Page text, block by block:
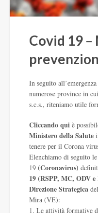
Covid 19 –
In seguito
numerose province in
s.c.s., riteniamo utile
Cliccando qui è
Ministero della Salute
tenere per il Corona
Elenchiamo di seguito
19 (Coronavirus)
19 (RSPP, MC, ODV
Direzione Strategica
Mira (VE):
1. Le attività formative